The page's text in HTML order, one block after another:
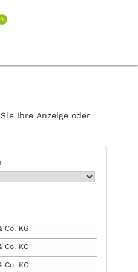
0
Ihre Anzeige oder
Co. KG
Co. KG
Co. KG